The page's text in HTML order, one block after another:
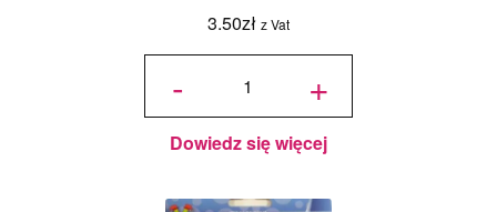
3.50zł z Vat
-
ilość
Płomień - 6,5 +
Dowiedz się więcej